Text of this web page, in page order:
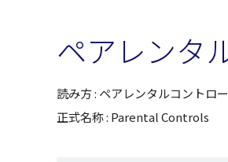
ペアレンタ
読み方 : ペアレンタルコントロ
正式名称 : Parental Controls